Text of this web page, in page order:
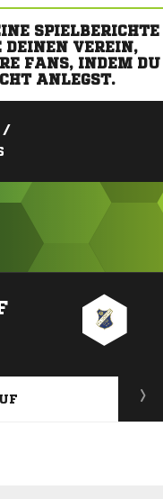
SPIELBERICHTE
DEINEN VEREIN,
FANS, INDEM DU
ANLEGST.
/